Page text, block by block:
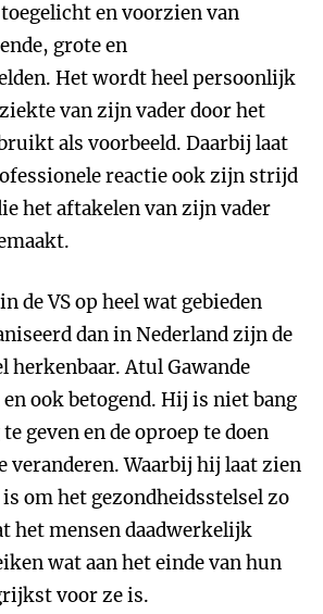
en voorzien van
grote en
Het wordt heel persoonlijk
van zijn vader door het
als voorbeeld. Daarbij laat
reactie ook zijn strijd
het aftakelen van zijn vader
de VS op heel wat gebieden
dan in Nederland zijn de
herkenbaar. Atul Gawande
ook betogend. Hij is niet bang
geven en de oproep te doen
veranderen. Waarbij hij laat zien
om het gezondheidsstelsel zo
het mensen daadwerkelijk
wat aan het einde van hun
voor ze is.